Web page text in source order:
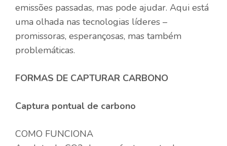
emissões passadas, mas pode ajudar. Aqui está
uma olhada nas tecnologias líderes –
promissoras, esperançosas, mas também
problemáticas.
FORMAS DE CAPTURAR CARBONO
Captura pontual de carbono
COMO FUNCIONA